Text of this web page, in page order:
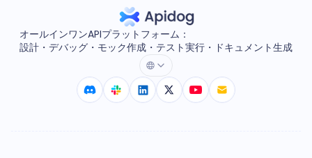
オールインワンAPIプラットフォーム：
設計・デバッグ・モック作成・テスト実行・ドキュメント生成